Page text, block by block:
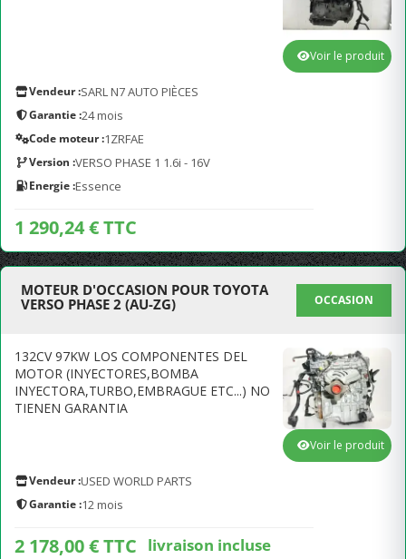
Vendeur :SARL N7 AUTO PIÈCES
Garantie :24 mois
Code moteur :1ZRFAE
Version :VERSO PHASE 1 1.6i - 16V
Energie :Essence
1 290,24 € TTC
Voir le produit
MOTEUR D'OCCASION POUR TOYOTA
VERSO PHASE 2 (AU-ZG)
OCCASION
132CV 97KW LOS COMPONENTES DEL
MOTOR (INYECTORES,BOMBA
INYECTORA,TURBO,EMBRAGUE ETC...) NO
TIENEN GARANTIA
Vendeur :USED WORLD PARTS
Garantie :12 mois
2 178,00 € TTC livraison incluse
Voir le produit